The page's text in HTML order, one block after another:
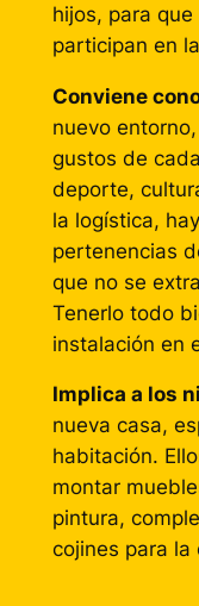
hijos, para
participan en
Conviene
nuevo
gustos de
deporte,
la logística,
pertenencias
que no se
Tenerlo todo
instalación en
Implica a los
nueva casa,
habitación.
montar
pintura,
cojines para la